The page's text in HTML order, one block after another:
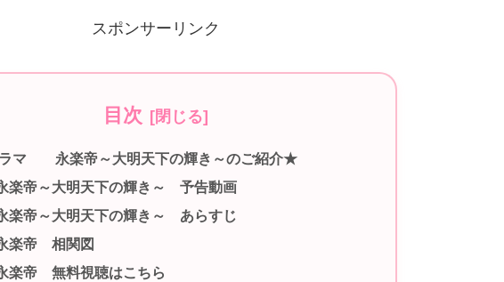
スポンサーリンク
目次
マ 永楽帝～大明天下の輝き～のご紹介★
楽帝～大明天下の輝き～ 予告動画
楽帝～大明天下の輝き～ あらすじ
楽帝 相関図
楽帝 無料視聴はこちら